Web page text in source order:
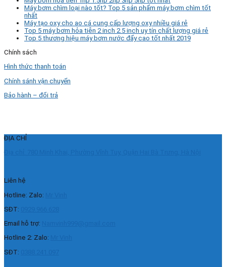
Máy bơm chìm loại nào tốt? Top 5 sản phẩm máy bơm chìm tốt
nhất
Máy tạo oxy cho ao cá cung cấp lượng oxy nhiều giá rẻ
Top 5 máy bơm hỏa tiễn 2 inch 2.5 inch uy tín chất lượng giá rẻ
Top 5 thương hiệu máy bơm nước đẩy cao tốt nhất 2019
Chính sách
Hình thức thanh toán
Chính sánh vận chuyển
Bảo hành – đổi trả
ĐỊA CHỈ
Liên hệ
Hotline: Zalo:
SĐT:
Email hỗ trợ:
Hotline 2: Zalo:
SĐT: